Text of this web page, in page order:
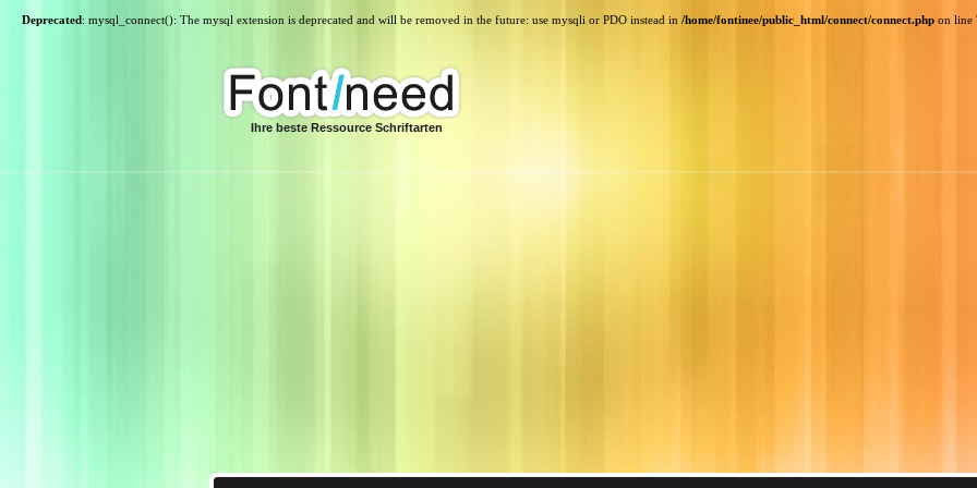
Deprecated: mysql_connect(): The mysql extension is deprecated and will be removed in the future: use mysqli or PDO instead in /home/fontinee/public_html/connect/connect.php on line
Ihre beste Ressource Schriftarten